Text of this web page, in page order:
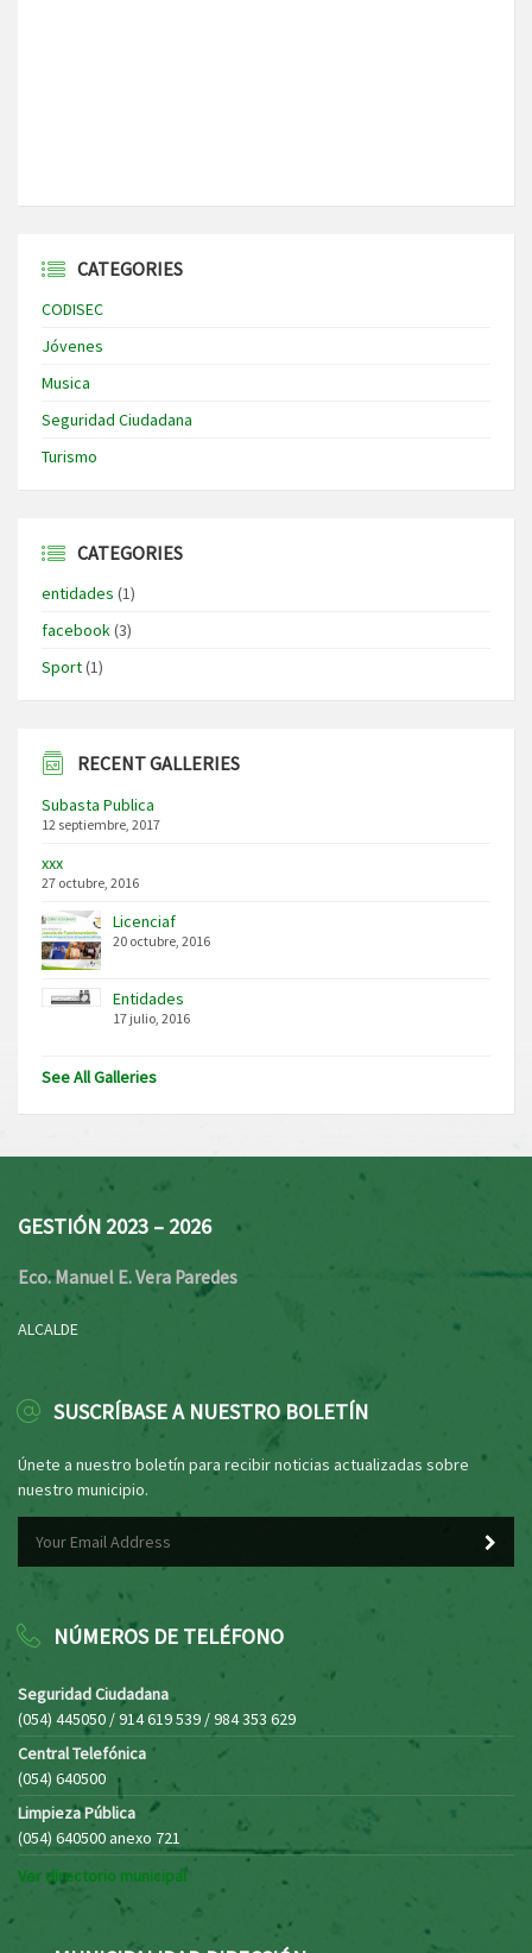
CATEGORIES
CODISEC
Jóvenes
Musica
Seguridad Ciudadana
Turismo
CATEGORIES
entidades (1)
facebook(3)
Sport(1)
RECENT GALLERIES
Subasta Publica
12 septiembre, 2017
xxx
27 octubre, 2016
Licenciaf
20 octubre, 2016
Entidades
17 julio, 2016
See All Galleries
GESTIÓN 2023 – 2026
Eco. Manuel E. Vera Paredes
ALCALDE
SUSCRÍBASE A NUESTRO BOLETÍN
Únete a nuestro boletín para recibir noticias actualizadas sobre
nuestro municipio.
NÚMEROS DE TELÉFONO
Seguridad Ciudadana
(054) 445050 / 914 619 539 / 984 353 629
Central Telefónica
(054) 640500
Limpieza Pública
(054) 640500 anexo 721
Ver directorio municipal